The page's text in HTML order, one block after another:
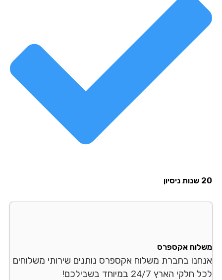
20 שנות ניסיון
משלוח אקספרס
אנחנו בחברת משלוח אקספרס נותנים שירותי משלוחים
לכל חלקי הארץ 24/7 במיוחד בשבילכם!